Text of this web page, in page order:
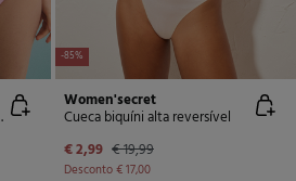
cueca
-85%
Women'secret
Cueca biquíni alta reversível
€ 2,99 € 19,99
Desconto€ 17,00